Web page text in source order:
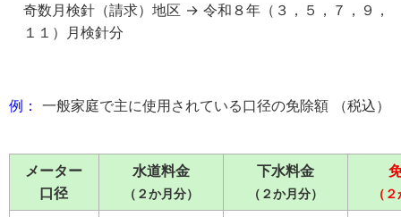
奇数月検針（請求）地区 → 令和８年（３，５，７，９，
１１）月検針分
例： 一般家庭で主に使用されている口径の免除額 （税込）
メーター
口径
水道料金
（２か月分）
下水料金
（２か月分） （